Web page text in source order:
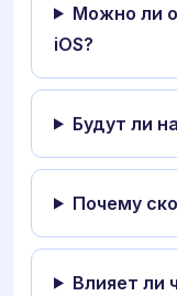
Можно ли
iOS?
Будут ли
Почему
Влияет ли